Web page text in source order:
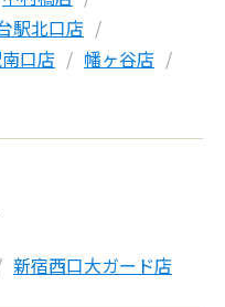
駅北口店
口店
幡ヶ谷店
新宿西口大ガード店